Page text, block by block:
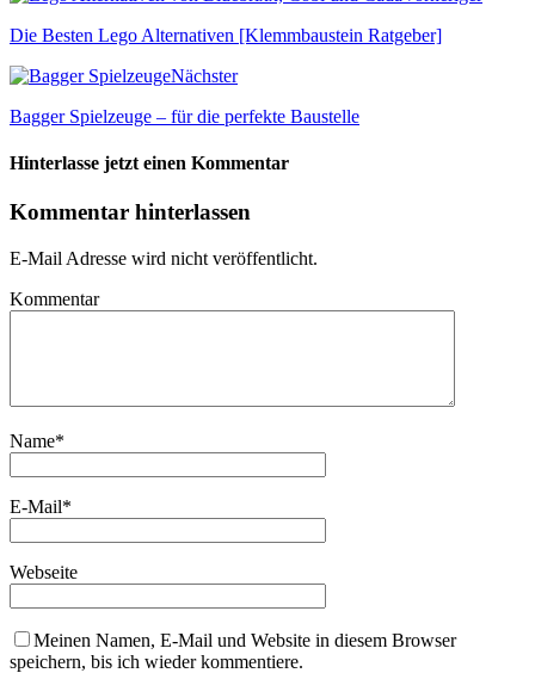
Die Besten Lego Alternativen [Klemmbaustein Ratgeber]
Nächster
Bagger Spielzeuge – für die perfekte Baustelle
Hinterlasse jetzt einen Kommentar
Kommentar hinterlassen
E-Mail Adresse wird nicht veröffentlicht.
Kommentar
Name*
E-Mail*
Webseite
Meinen Namen, E-Mail und Website in diesem Browser
speichern, bis ich wieder kommentiere.